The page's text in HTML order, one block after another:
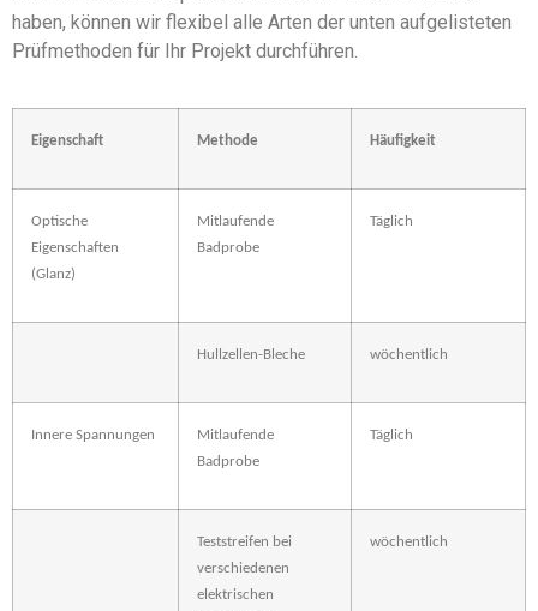
haben, können wir flexibel alle Arten der unten aufgelisteten
Prüfmethoden für Ihr Projekt durchführen.
Eigenschaft Methode Häufigkeit
Optische
Eigenschaften
(Glanz)
Mitlaufende
Badprobe
Täglich
Hullzellen-Bleche wöchentlich
Innere Spannungen
Mitlaufende
Badprobe
Täglich
Teststreifen bei
verschiedenen
elektrischen
wöchentlich